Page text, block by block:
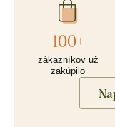
100+
zákazníkov už
zakúpilo